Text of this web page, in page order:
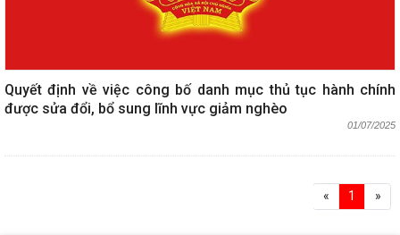
Quyết định về việc công bố danh mục thủ tục hành chính
được sửa đổi, bổ sung lĩnh vực giảm nghèo
01/07/2025
« 1 »